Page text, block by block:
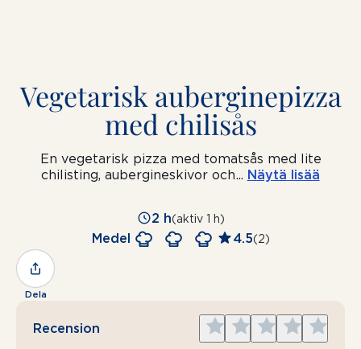
Vegetarisk auberginepizza
med chilisås
En vegetarisk pizza med tomatsås med lite
chilisting, aubergineskivor och... Näytä lisää
2 h(aktiv 1 h)
Medel 4.5(2)
Dela
Recension
Give
5
Give
4
Give
3
Give
2
Give
1